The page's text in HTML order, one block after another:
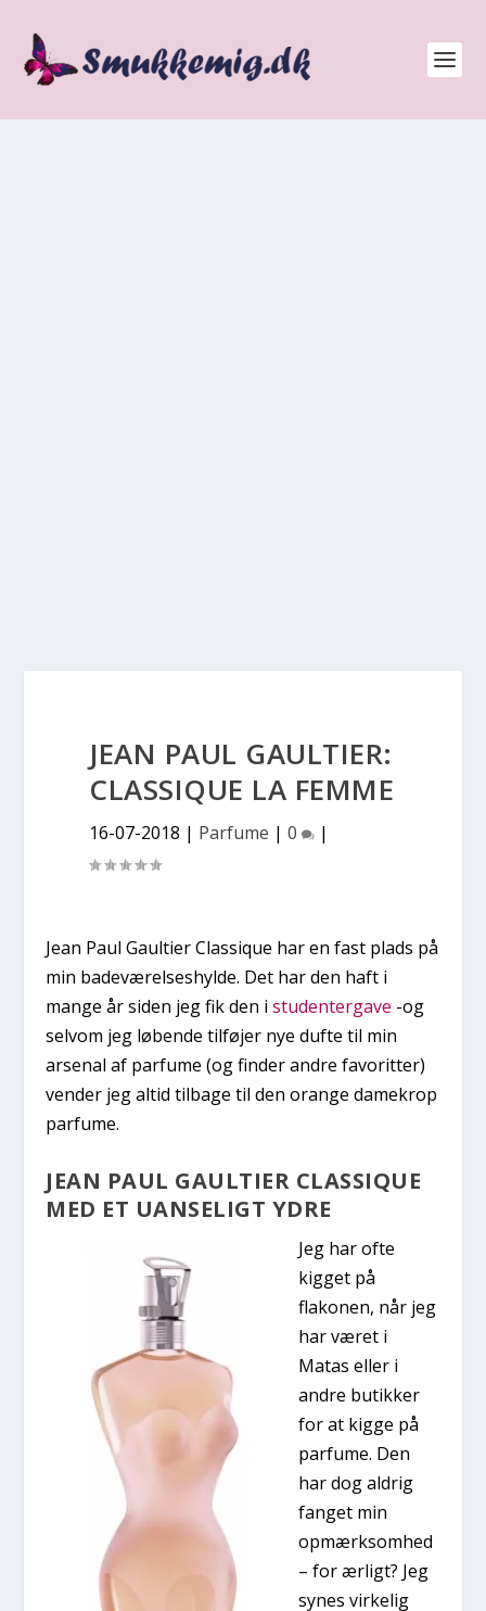
JEAN PAUL GAULTIER:
CLASSIQUE LA FEMME
16-07-2018 | Parfume |0 |
Jean Paul Gaultier Classique har en fast plads på
min badeværelseshylde. Det har den haft i
mange år siden jeg fik den istudentergave -og
selvom jeg løbende tilføjer nye dufte til min
arsenal af parfume (og finder andre favoritter)
vender jeg altid tilbage til den orange damekrop
parfume.
JEAN PAUL GAULTIER CLASSIQUE
MED ET UANSELIGT YDRE
Jeg har ofte
kigget på
flakonen, når jeg
har været i
Matas eller i
andre butikker
for at kigge på
parfume. Den
har dog aldrig
fanget min
opmærksomhed
– for ærligt? Jeg
synes virkelig